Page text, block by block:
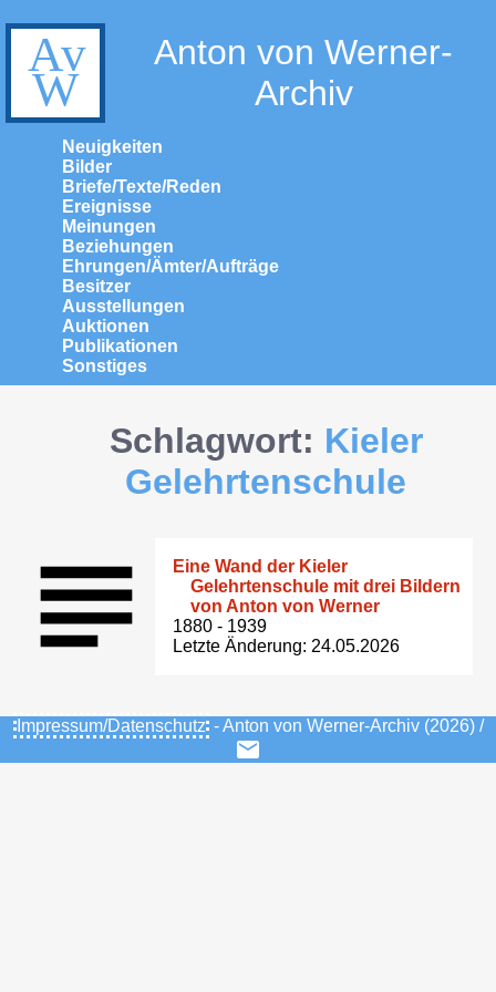
Anton von Werner-
Archiv
Neuigkeiten
Bilder
Briefe/Texte/Reden
Ereignisse
Meinungen
Beziehungen
Ehrungen/Ämter/Aufträge
Besitzer
Ausstellungen
Auktionen
Publikationen
Sonstiges
Schlagwort: Kieler
Gelehrtenschule
Eine Wand der Kieler
Gelehrtenschule mit drei Bildern
von Anton von Werner
1880 - 1939
Letzte Änderung: 24.05.2026
Impressum/Datenschutz - Anton von Werner-Archiv (2026) /